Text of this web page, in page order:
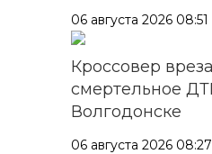
06 августа 2026 08:51
Кроссовер
смертельное
Волгодонске
06 августа 2026 08:27